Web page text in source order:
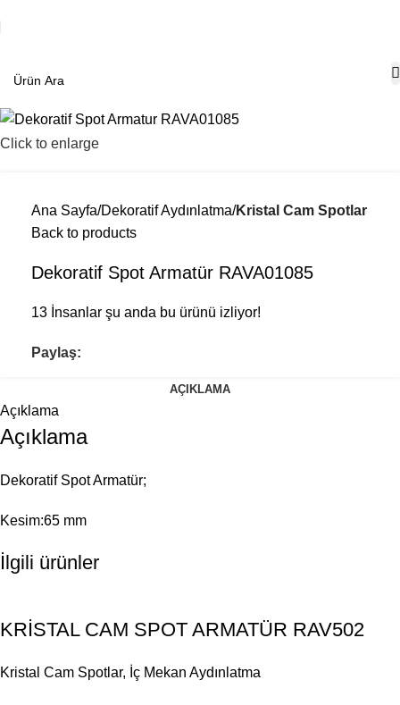
Click to enlarge
Ana Sayfa Dekoratif Aydınlatma Kristal Cam Spotlar
Back to products
Dekoratif Spot Armatür RAVA01085
13 İnsanlar şu anda bu ürünü izliyor!
Paylaş:
AÇIKLAMA
Açıklama
Açıklama
Dekoratif Spot Armatür;
Kesim:65 mm
İlgili ürünler
KRİSTAL CAM SPOT ARMATÜR RAV502
Kristal Cam Spotlar, İç Mekan Aydınlatma